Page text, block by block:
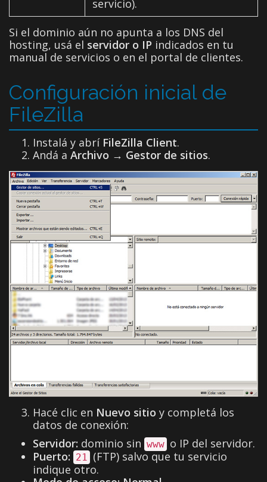
servicio).
Si el dominio aún no apunta a los DNS del
hosting, usá el servidor o IP indicados en tu
manual de servicios o en el portal de clientes.
Configuración inicial de
FileZilla
Instalá y abrí FileZilla Client.
Andá a Archivo → Gestor de sitios.
Hacé clic en Nuevo sitio y completá los
datos de conexión:
Servidor: dominio sin www o IP del servidor.
Puerto: 21 (FTP) salvo que tu servicio
indique otro.